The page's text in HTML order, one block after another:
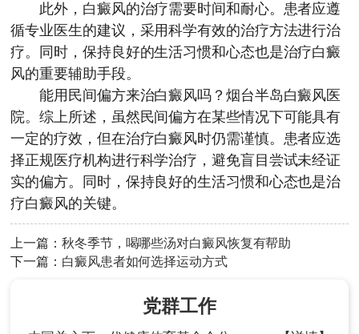
此外，白癜风的治疗需要时间和耐心。患者应遵
循专业医生的建议，采用科学有效的治疗方法进行治
疗。同时，保持良好的生活习惯和心态也是治疗白癜
风的重要辅助手段。
能用民间偏方来治白癜风吗？ 烟台半岛白癜风医
院。综上所述，虽然民间偏方在某些情况下可能具有
一定的疗效，但在治疗白癜风时仍需谨慎。患者应选
择正规医疗机构进行科学治疗，避免盲目尝试未经证
实的偏方。同时，保持良好的生活习惯和心态也是治
疗白癜风的关键。
上一篇：秋冬季节，喝哪些汤对白癜风恢复有帮助
下一篇： 白癜风患者如何选择运动方式
党群工作